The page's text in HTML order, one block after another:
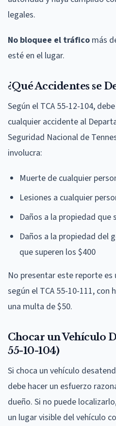
legales.
No bloquee el tráfico más
esté en el lugar.
¿Qué Accidentes se
Según el TCA 55-12-104,
cualquier accidente al
Seguridad Nacional de
involucra:
Muerte de cualquier
Lesiones a cualquier
Daños a la propiedad que
Daños a la propiedad del
que superen los $400
No presentar este reporte es
según el TCA 55-10-111, con
una multa de $50.
Chocar un Vehículo
55-10-104)
Si choca un vehículo
debe hacer un esfuerzo
dueño. Si no puede
un lugar visible del vehículo